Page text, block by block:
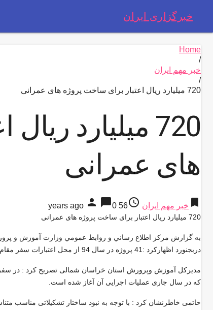
خبرگزاری ایران
Home
/
خبر مهم ایران
/
720 میلیارد ریال اعتبار برای ساخت پروژه های عمرانی
720 میلیارد
های عمرانی
bookmark خبر مهم ایران access_time
56 years ago
person chat_bubble0
720 میلیارد ریال اعتبار برای ساخت پروژه های عمرانی
به گزارش مركز اطلاع رساني و روابط عمومي وزارت آموزش و
دربجنورد اظهاركرد :41 پروژه در سال 94 از محل اعتبارات سفر مقام معظم رهبری به استان با حضور وزير آموزش و پرورش افتتاح شد
که در سال جاری عملیات اجرایی آن آغاز شده است.
حاتمی خاطرنشان كرد : با توجه به نبود ساختار تشکیلاتی مناسب